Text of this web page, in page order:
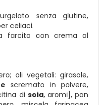
senza glutine,
celiaci.
farcito con crema al
oli vegetali: girasole,
scremato in polvere,
di soia, aromi], pan